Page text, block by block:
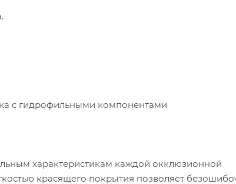
с гидрофильными компонентами
характеристикам каждой окклюзионной
красящего покрытия позволяет